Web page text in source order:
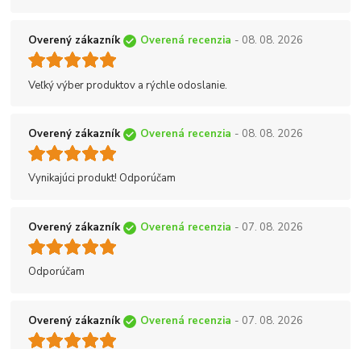
Overený zákazník Overená recenzia - 08. 08. 2026
Veľký výber produktov a rýchle odoslanie.
Overený zákazník Overená recenzia - 08. 08. 2026
Vynikajúci produkt! Odporúčam
Overený zákazník Overená recenzia - 07. 08. 2026
Odporúčam
Overený zákazník Overená recenzia - 07. 08. 2026